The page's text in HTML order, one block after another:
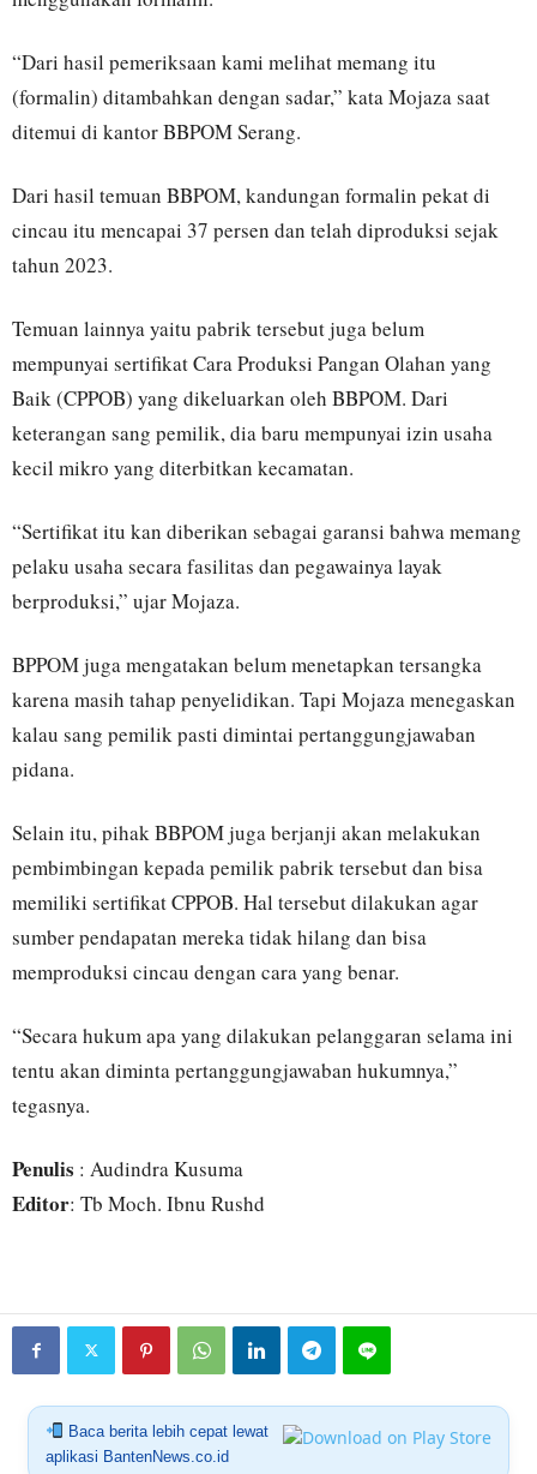
“Dari hasil pemeriksaan kami melihat memang itu
(formalin) ditambahkan dengan sadar,” kata Mojaza saat
ditemui di kantor BBPOM Serang.
Dari hasil temuan BBPOM, kandungan formalin pekat di
cincau itu mencapai 37 persen dan telah diproduksi sejak
tahun 2023.
Temuan lainnya yaitu pabrik tersebut juga belum
mempunyai sertifikat Cara Produksi Pangan Olahan yang
Baik (CPPOB) yang dikeluarkan oleh BBPOM. Dari
keterangan sang pemilik, dia baru mempunyai izin usaha
kecil mikro yang diterbitkan kecamatan.
“Sertifikat itu kan diberikan sebagai garansi bahwa memang
pelaku usaha secara fasilitas dan pegawainya layak
berproduksi,” ujar Mojaza.
BPPOM juga mengatakan belum menetapkan tersangka
karena masih tahap penyelidikan. Tapi Mojaza menegaskan
kalau sang pemilik pasti dimintai pertanggungjawaban
pidana.
Selain itu, pihak BBPOM juga berjanji akan melakukan
pembimbingan kepada pemilik pabrik tersebut dan bisa
memiliki sertifikat CPPOB. Hal tersebut dilakukan agar
sumber pendapatan mereka tidak hilang dan bisa
memproduksi cincau dengan cara yang benar.
“Secara hukum apa yang dilakukan pelanggaran selama ini
tentu akan diminta pertanggungjawaban hukumnya,”
tegasnya.
Penulis : Audindra Kusuma
Editor: Tb Moch. Ibnu Rushd
Baca berita lebih cepat lewat
aplikasi BantenNews.co.id